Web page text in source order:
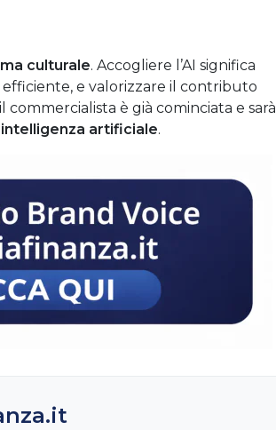
culturale. Accogliere l’AI significa
e valorizzare il contributo
è già cominciata e sarà
artificiale.